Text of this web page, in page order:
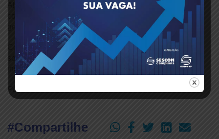
Alterdata, oferecendo aos estudantes acesso a
conhecimentos atualizados e ferramentas de última
geração.
Com programação até 11 de dezembro, o curso visa não
só qualificar esses jovens, mas prepará-los para uma
inserção eficaz no mercado de trabalho.
Publicado em: 12/11/2024
#Compartilhe